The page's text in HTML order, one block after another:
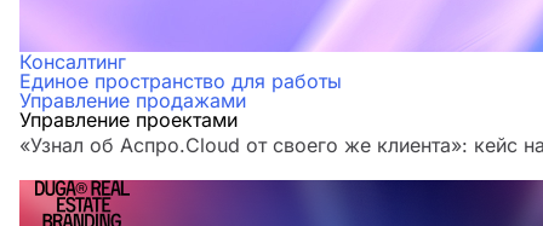
Консалтинг
Единое пространство для работы
Управление продажами
Управление проектами
«Узнал об Аспро.Cloud от своего же клиента»: кейс